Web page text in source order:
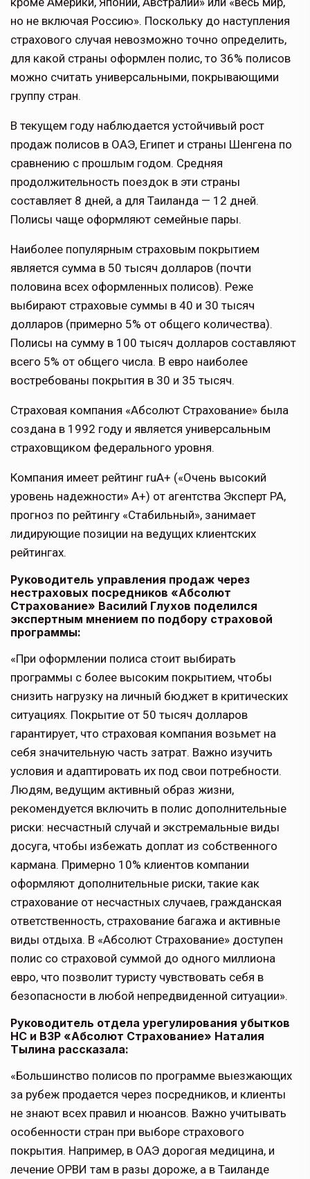
но не включая Россию». Поскольку до наступления
страхового случая невозможно точно определить,
для какой страны оформлен полис, то 36% полисов
можно считать универсальными, покрывающими
группу стран.
В текущем году наблюдается устойчивый рост
продаж полисов в ОАЭ, Египет и страны Шенгена по
сравнению с прошлым годом. Средняя
продолжительность поездок в эти страны
составляет 8 дней, а для Таиланда — 12 дней.
Полисы чаще оформляют семейные пары.
Наиболее популярным страховым покрытием
является сумма в 50 тысяч долларов (почти
половина всех оформленных полисов). Реже
выбирают страховые суммы в 40 и 30 тысяч
долларов (примерно 5% от общего количества).
Полисы на сумму в 100 тысяч долларов составляют
всего 5% от общего числа. В евро наиболее
востребованы покрытия в 30 и 35 тысяч.
Страховая компания «Абсолют Страхование» была
создана в 1992 году и является универсальным
страховщиком федерального уровня.
Компания имеет рейтинг ruА+ («Очень высокий
уровень надежности» А+) от агентства Эксперт РА,
прогноз по рейтингу «Стабильный», занимает
лидирующие позиции на ведущих клиентских
рейтингах.
Руководитель управления продаж через
нестраховых посредников «Абсолют
Страхование» Василий Глухов поделился
экспертным мнением по подбору страховой
программы:
«При оформлении полиса стоит выбирать
программы с более высоким покрытием, чтобы
снизить нагрузку на личный бюджет в критических
ситуациях. Покрытие от 50 тысяч долларов
гарантирует, что страховая компания возьмет на
себя значительную часть затрат. Важно изучить
условия и адаптировать их под свои потребности.
Людям, ведущим активный образ жизни,
рекомендуется включить в полис дополнительные
риски: несчастный случай и экстремальные виды
досуга, чтобы избежать доплат из собственного
кармана. Примерно 10% клиентов компании
оформляют дополнительные риски, такие как
страхование от несчастных случаев, гражданская
ответственность, страхование багажа и активные
виды отдыха. В «Абсолют Страхование» доступен
полис со страховой суммой до одного миллиона
евро, что позволит туристу чувствовать себя в
безопасности в любой непредвиденной ситуации».
Руководитель отдела урегулирования убытков
НС и ВЗР «Абсолют Страхование» Наталия
Тылина рассказала:
«Большинство полисов по программе выезжающих
за рубеж продается через посредников, и клиенты
не знают всех правил и нюансов. Важно учитывать
особенности стран при выборе страхового
покрытия. Например, в ОАЭ дорогая медицина, и
лечение ОРВИ там в разы дороже, а в Таиланде